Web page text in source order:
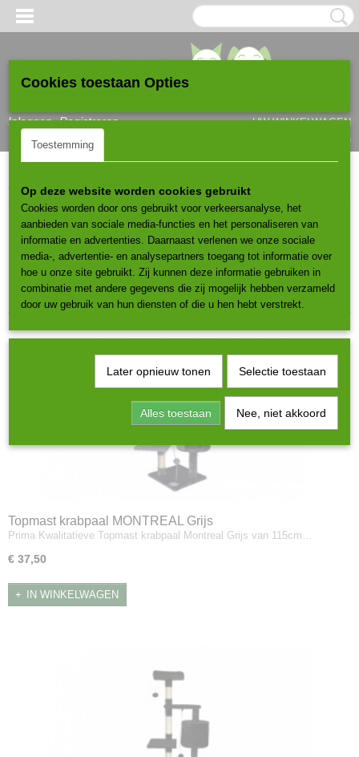
Inloggen Registreren
UW WINKELWAGEN
(0)
Home > Krabpalen Vanaf 100cm tot 150cm
Sorteer op:
1
Topmast krabpaal MONTREAL Grijs
Prima Kwalitatieve Topmast krabpaal Montreal Grijs van 115cm…
€ 37,50
IN WINKELWAGEN
Cookies toestaan Opties
Toestemming
Op deze website worden cookies gebruikt
Cookies worden door ons gebruikt voor verkeersanalyse, het
aanbieden van sociale media-functies en het personaliseren van
informatie en advertenties. Daarnaast verlenen we onze sociale
media-, advertentie- en analysepartners toegang tot informatie over
hoe u onze site gebruikt. Zij kunnen deze informatie gebruiken in
combinatie met andere gegevens die zij mogelijk hebben verzameld
door uw gebruik van hun diensten of die u hen hebt verstrekt.
Later opnieuw tonen Selectie toestaan
Alles toestaan Nee, niet akkoord